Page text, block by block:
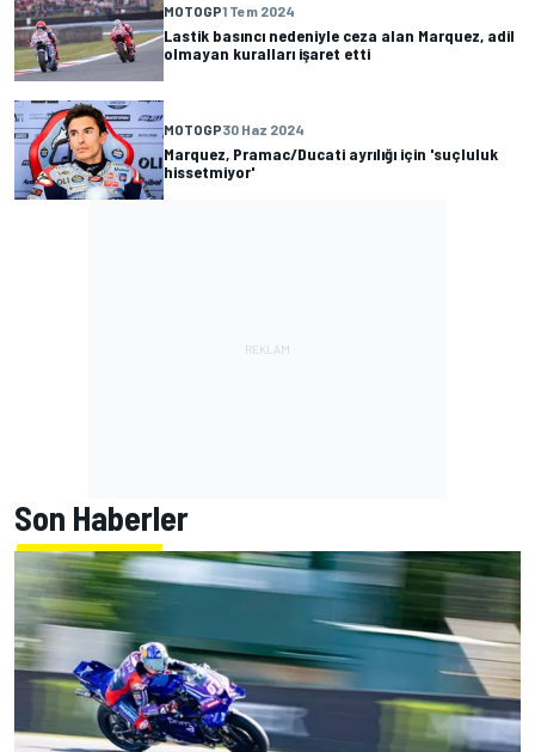
MOTOGP1 Tem 2024
Lastik basıncı nedeniyle ceza alan Marquez, adil
olmayan kuralları işaret etti
MOTOGP30 Haz 2024
Marquez, Pramac/Ducati ayrılığı için 'suçluluk
hissetmiyor'
Son Haberler